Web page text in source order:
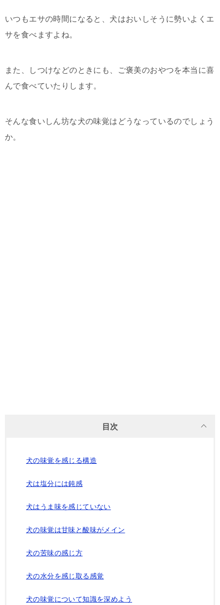
いつもエサの時間になると、犬はおいしそうに勢いよくエ
サを食べますよね。
また、しつけなどのときにも、ご褒美のおやつを本当に喜
んで食べていたりします。
そんな食いしん坊な犬の味覚はどうなっているのでしょう
か。
目次
犬の味覚を感じる構造
犬は塩分には鈍感
犬はうま味を感じていない
犬の味覚は甘味と酸味がメイン
犬の苦味の感じ方
犬の水分を感じ取る感覚
犬の味覚について知識を深めよう